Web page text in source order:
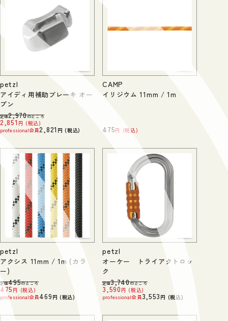
petzl
アイディ用補助ブレーキ オー
プン
定価2,970のところ
2,851
税込
professional会員2,821 税込
CAMP
イリジウム 11mm / 1m
475 税込
petzl
アクシス 11mm / 1m (カラ
ー)
定価495のところ
475
税込
professional会員469 税込
petzl
オーケー トライアクトロッ
ク
定価3,740のところ
3,590
税込
professional会員3,553 税込